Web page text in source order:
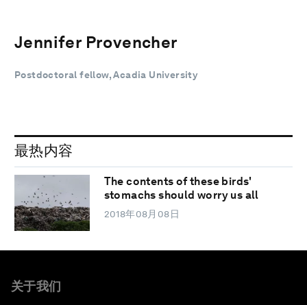
Jennifer Provencher
Postdoctoral fellow, Acadia University
最热内容
The contents of these birds'
stomachs should worry us all
2018年08月08日
关于我们